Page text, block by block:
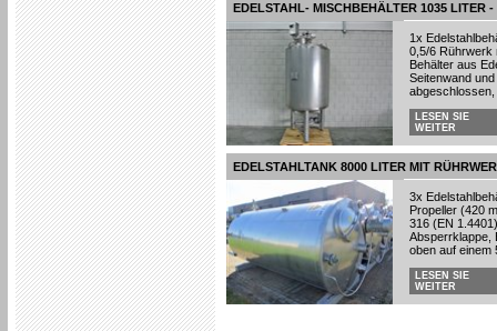
EDELSTAHL- MISCHBEHÄLTER 1035 LITER
1x
0,5/6 Rührwerk
Behälter aus
Seitenwand
abgeschlossen,
LESEN SIE
WEITER
EDELSTAHLTANK 8000 LITER MIT
3x
Propeller (420
316 (EN
Absperrklappe,
oben auf
LESEN SIE
WEITER